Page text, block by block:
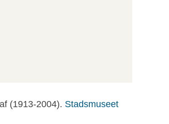
(1913-2004). Stadsmuseet